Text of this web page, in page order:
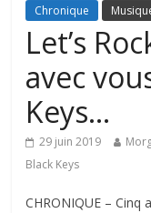
Chronique
Let’s
avec
Keys…
29 juin 2019
Black Keys
CHRONIQUE – Cinq